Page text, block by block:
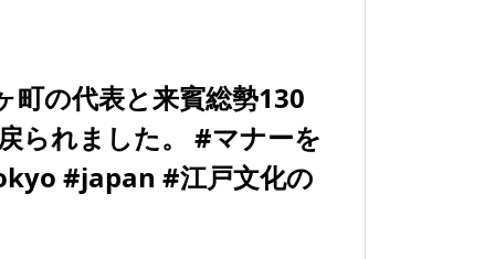
町の代表と来賓総勢130
られました。 #マナーを
#japan #江戸文化の